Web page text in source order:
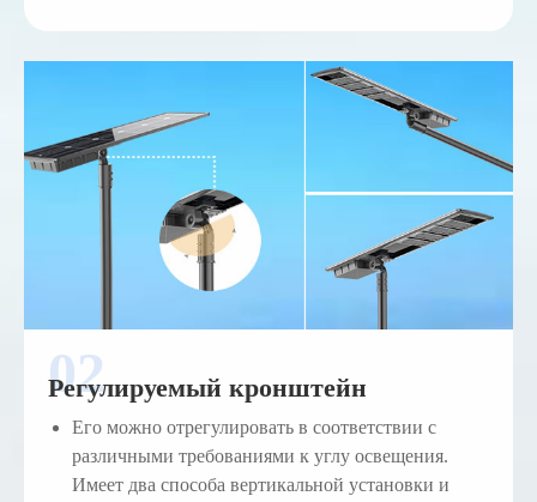
Регулируемый кронштейн
Его можно отрегулировать в соответствии с
различными требованиями к углу освещения.
Имеет два способа вертикальной установки и